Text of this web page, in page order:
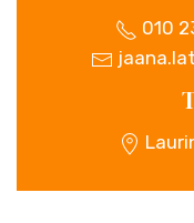
010